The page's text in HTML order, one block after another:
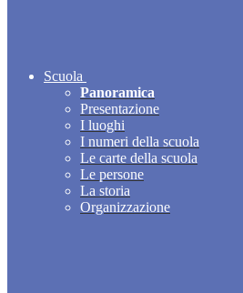
Scuola
Panoramica
Presentazione
I luoghi
I numeri della scuola
Le carte della scuola
Le persone
La storia
Organizzazione